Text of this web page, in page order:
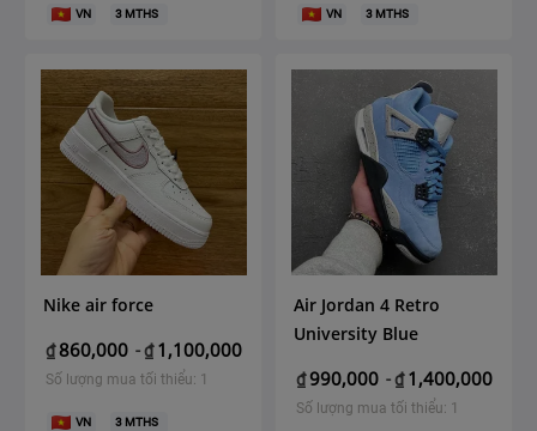
VN 3 MTHS VN 3 MTHS
Nike air force
₫ 860,000 -₫ 1,100,000
Số lượng mua tối thiểu: 1
VN 3 MTHS
Air Jordan 4 Retro
University Blue
₫ 990,000 -₫ 1,400,000
Số lượng mua tối thiểu: 1